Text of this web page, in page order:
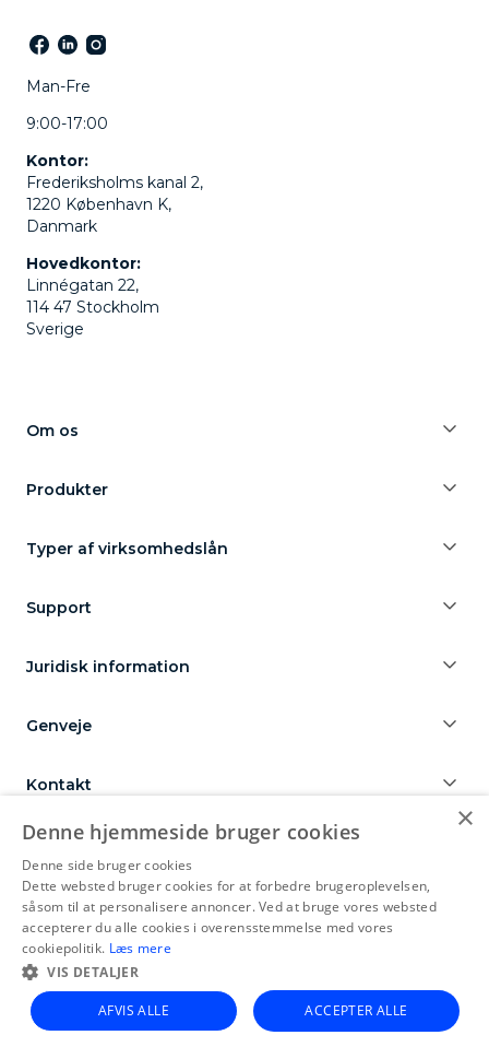
Man-Fre
9:00-17:00
Kontor:
Frederiksholms kanal 2,
1220 København K,
Danmark
Hovedkontor:
Linnégatan 22,
114 47 Stockholm
Sverige
Om os
Produkter
Typer af virksomhedslån
Support
Juridisk information
Genveje
Kontakt
CapitalBox yrityslaina
CapitalBox erhvervslån
Zakelijke lening CapitalBox
CapitalBox paskola verslui
CapitalBox business financing
© 2015-2026 CapitalBox
×
Denne hjemmeside bruger cookies
Denne side bruger cookies
Dette websted bruger cookies for at forbedre brugeroplevelsen,
såsom til at personalisere annoncer. Ved at bruge vores websted
accepterer du alle cookies i overensstemmelse med vores
cookiepolitik. Læs mere
VIS DETALJER
ACCEPTER ALLE
AFVIS ALLE